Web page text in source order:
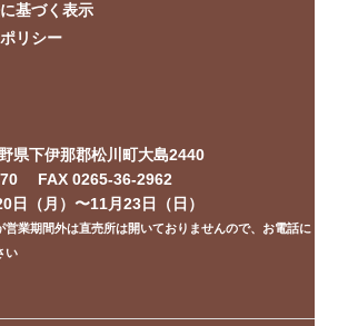
基づく表示
リシー
県下伊那郡松川町大島2440
FAX 0265-36-2962
日（月）〜11月23日（日）
業期間外は直売所は開いておりませんので、お電話に
い